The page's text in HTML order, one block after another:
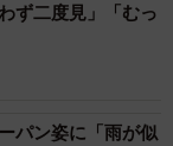
ず二度見」「むっ
パン姿に「雨が似